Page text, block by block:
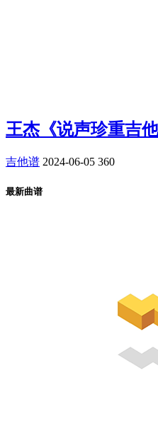
王杰《说声珍重吉
吉他谱 2024-06-05 360
最新曲谱